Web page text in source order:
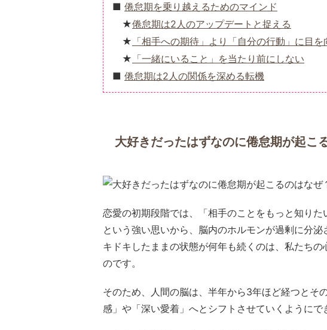
倦怠期を乗り越えるためのマインド
倦怠期は2人のアップデートと捉える
「相手への期待」より「自分の行動」に目を
「一緒にいること」を当たり前にしない
倦怠期は2人の関係を深める転機
大好きだったはずなのに倦怠期が起こ
恋愛の初期段階では、「相手のことをもっと知りた
という強い思いから、脳内のホルモンが過剰に分
キドキしたままの状態が何年も続くのは、私たち
のです。
そのため、人間の脳は、半年から3年ほど経つとそ
感」や「深い愛着」へとシフトさせていくようにで